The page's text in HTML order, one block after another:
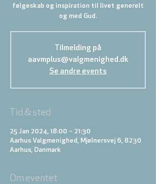
følgeskab og inspiration til livet generelt
Tilmelding på
aavmplus@valgmenighed.dk
Se andre events
Tid & sted
25 Jan 2024, 18:00 – 21:30
Aarhus Valgmenighed, Mjølnersvej 6, 8230
Aarhus, Danmark
Om eventet